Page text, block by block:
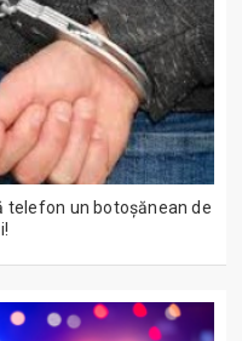
telefon un botoșănean de